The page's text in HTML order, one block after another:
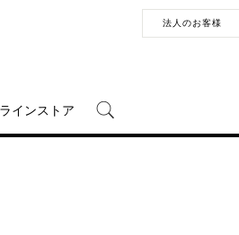
法人のお客様
インストア